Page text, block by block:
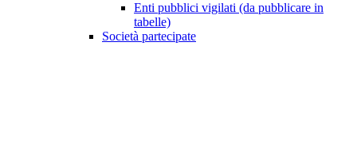
Enti pubblici vigilati (da pubblicare in
tabelle)
Società partecipate